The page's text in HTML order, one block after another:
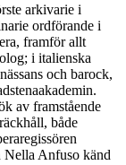
arkivarie i
ordförande i
framför allt
i italienska
och barock,
av framstående
både
Nella Anfuso känd